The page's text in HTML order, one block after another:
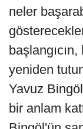
neler
yeniden
Yavuz
bir anlam